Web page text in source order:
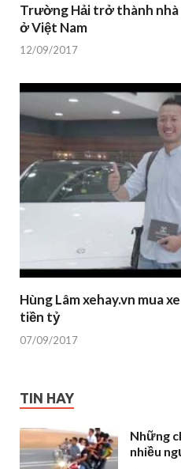
Trường Hải trở thành nhà
ở Việt Nam
12/09/2017
Hùng Lâm xehay.vn mua
tiền tỷ
07/09/2017
TIN HAY
Những
nhiều